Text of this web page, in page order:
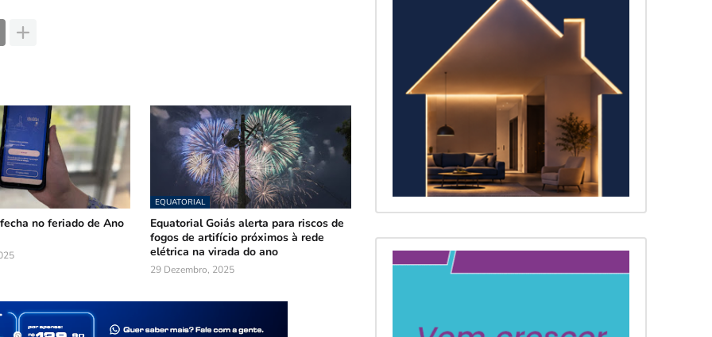
no feriado de Ano
EQUATORIAL
Equatorial Goiás alerta para riscos de
fogos de artifício próximos à rede
elétrica na virada do ano
29 Dezembro, 2025